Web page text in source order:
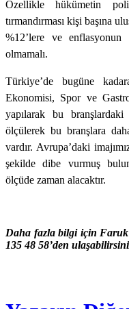
Özellikle hükümetin
tırmandırması kişi başına
%12’lere ve enflasyonun
olmamalı.
Türkiye’de bugüne
Ekonomisi, Spor ve
yapılarak bu
ölçülerek bu branşlara
vardır. Avrupa’daki
şekilde dibe vurmuş
ölçüde zaman alacaktır.
Daha fazla bilgi için Faruk
135 48 58’den